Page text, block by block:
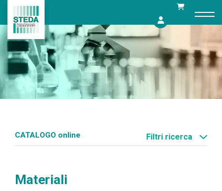
content
CATALOGO online Filtri ricerca
Materiali